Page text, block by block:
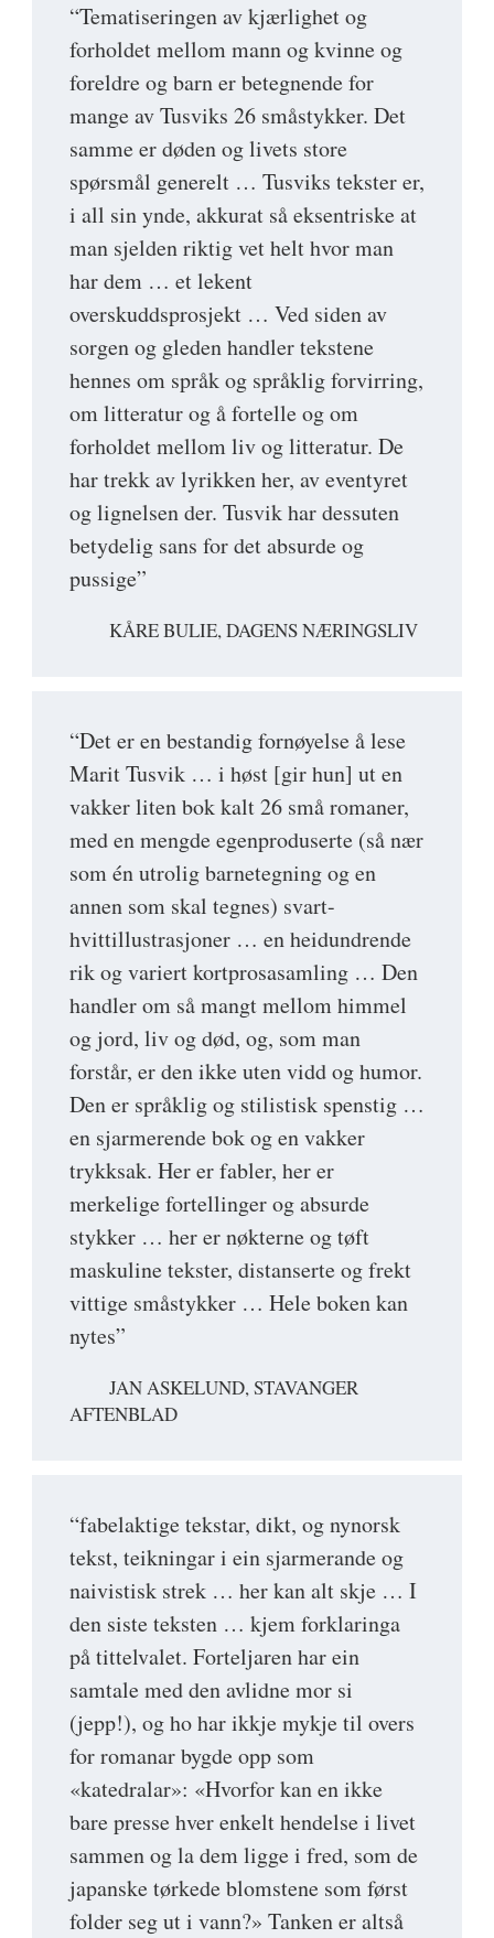
“Tematiseringen av kjærlighet og
forholdet mellom mann og kvinne og
foreldre og barn er betegnende for
mange av Tusviks 26 småstykker. Det
samme er døden og livets store
spørsmål generelt … Tusviks tekster er,
i all sin ynde, akkurat så eksentriske at
man sjelden riktig vet helt hvor man
har dem … et lekent
overskuddsprosjekt … Ved siden av
sorgen og gleden handler tekstene
hennes om språk og språklig forvirring,
om litteratur og å fortelle og om
forholdet mellom liv og litteratur. De
har trekk av lyrikken her, av eventyret
og lignelsen der. Tusvik har dessuten
betydelig sans for det absurde og
pussige”
KÅRE BULIE, DAGENS NÆRINGSLIV
“Det er en bestandig fornøyelse å lese
Marit Tusvik … i høst [gir hun] ut en
vakker liten bok kalt 26 små romaner,
med en mengde egenproduserte (så nær
som én utrolig barnetegning og en
annen som skal tegnes) svart-
hvittillustrasjoner … en heidundrende
rik og variert kortprosasamling … Den
handler om så mangt mellom himmel
og jord, liv og død, og, som man
forstår, er den ikke uten vidd og humor.
Den er språklig og stilistisk spenstig …
en sjarmerende bok og en vakker
trykksak. Her er fabler, her er
merkelige fortellinger og absurde
stykker … her er nøkterne og tøft
maskuline tekster, distanserte og frekt
vittige småstykker … Hele boken kan
nytes”
JAN ASKELUND, STAVANGER
AFTENBLAD
“fabelaktige tekstar, dikt, og nynorsk
tekst, teikningar i ein sjarmerande og
naivistisk strek … her kan alt skje … I
den siste teksten … kjem forklaringa
på tittelvalet. Forteljaren har ein
samtale med den avlidne mor si
(jepp!), og ho har ikkje mykje til overs
for romanar bygde opp som
«katedralar»: «Hvorfor kan en ikke
bare presse hver enkelt hendelse i livet
sammen og la dem ligge i fred, som de
japanske tørkede blomstene som først
folder seg ut i vann?» Tanken er altså